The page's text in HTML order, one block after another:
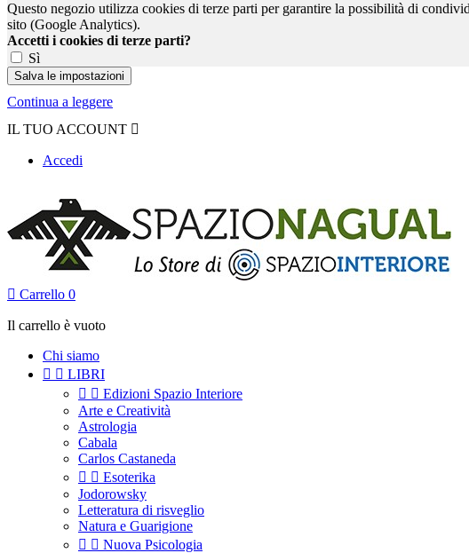
Questo negozio utilizza cookies di terze parti per garantire la possibilità di
sito (Google Analytics).
Accetti i cookies di terze parti?
Sì
Continua a leggere
IL TUO ACCOUNT 
Accedi
 Carrello 0
Il carrello è vuoto
Chi siamo
  LIBRI
  Edizioni Spazio Interiore
Arte e Creatività
Astrologia
Cabala
Carlos Castaneda
  Esoterika
Jodorowsky
Letteratura di risveglio
Natura e Guarigione
  Nuova Psicologia